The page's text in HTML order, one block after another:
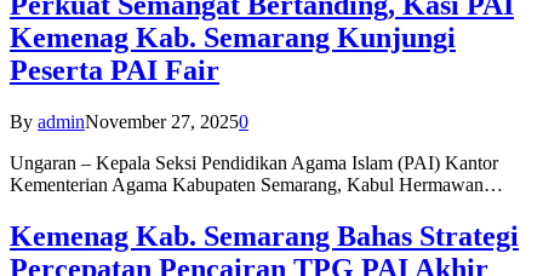
Kemenag Kab. Semarang Kunjungi
Peserta PAI Fair
By adminNovember 27, 20250
Ungaran – Kepala Seksi Pendidikan Agama Islam (PAI) Kantor
Kementerian Agama Kabupaten Semarang, Kabul Hermawan…
Kemenag Kab. Semarang Bahas Strategi
Percepatan Pencairan TPG PAI Akhir